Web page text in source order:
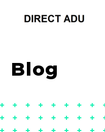
Blog